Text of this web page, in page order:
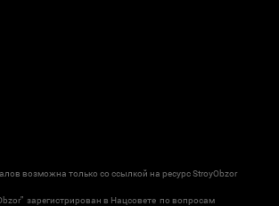
возможна только со ссылкой на ресурс StroyObzor
зарегистрирован в Нацсовете по вопросам